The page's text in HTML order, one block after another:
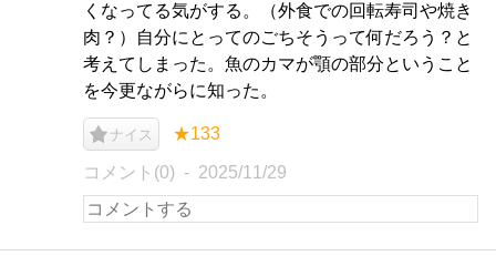
くなってる気がする。（外食での回転寿司や焼き
肉？）自分にとってのごちそうって何だろう？と
考えてしまった。魚のカマが顎の部分ということ
を今更ながらに知った。
ナイス ★133
コメント(0) 2025/11/29